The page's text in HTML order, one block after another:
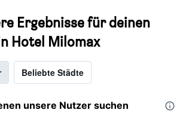
Ergebnisse für deinen
Hotel Milomax
Beliebte Städte
unsere Nutzer suchen